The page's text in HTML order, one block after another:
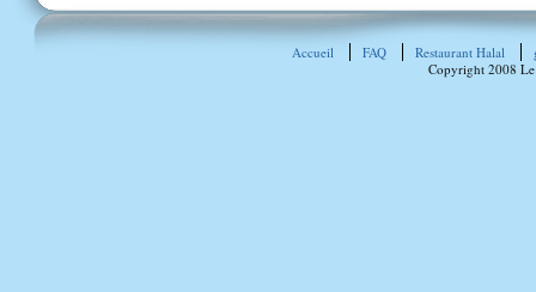
Accueil FAQ Restaurant Halal
Copyright 2008